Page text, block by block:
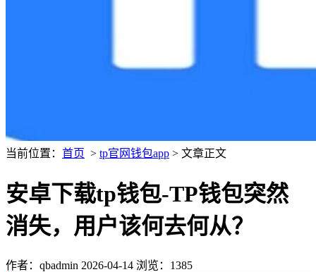
当前位置： 首页 > tp官网钱包app > 文章正文
安卓下载tp钱包-TP钱包突然
消失，用户该何去何从？
作者：qbadmin 2026-04-14 浏览：1385